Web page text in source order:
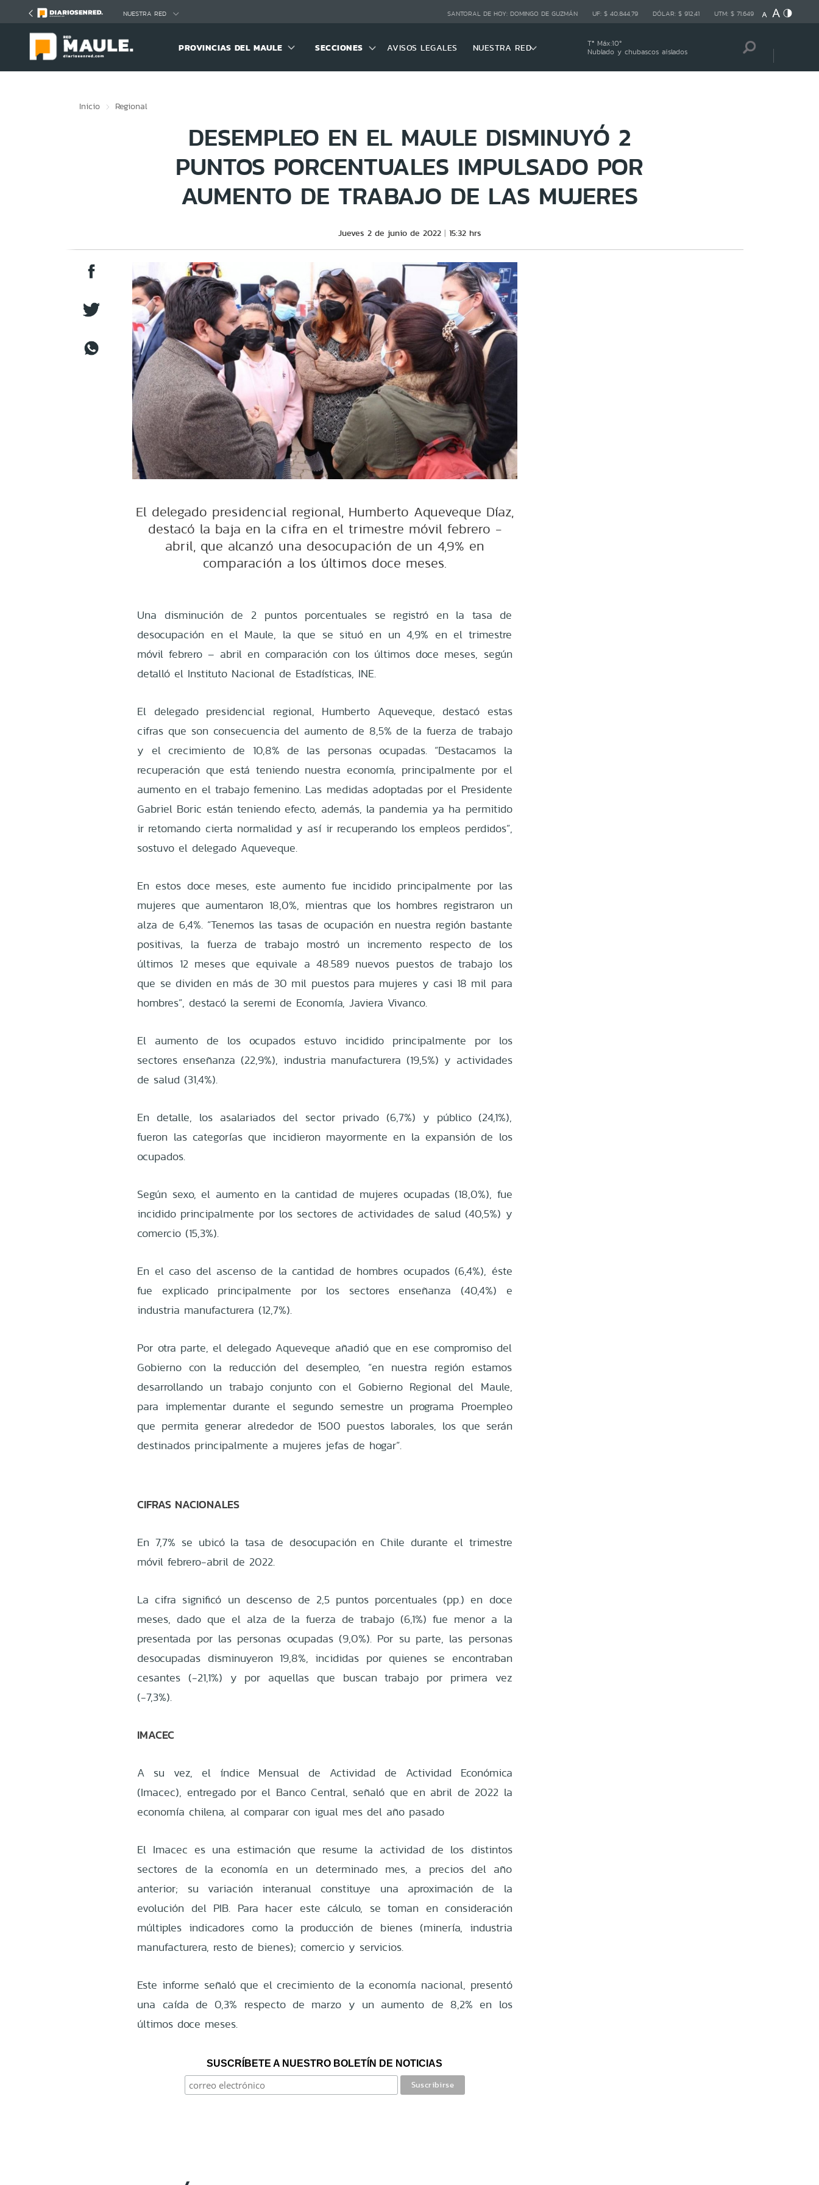
NUESTRA RED SANTORAL DE HOY: DOMINGO DE GUZMÁN UF: $ 40.844,79 DÓLAR: $ 912,41 UTM: $ 71.649
PROVINCIAS DEL MAULE SECCIONES AVISOS LEGALES NUESTRA RED Tª Máx:10º
Nublado y chubascos aislados
Inicio Regional
DESEMPLEO EN EL MAULE DISMINUYÓ 2
PUNTOS PORCENTUALES IMPULSADO POR
AUMENTO DE TRABAJO DE LAS MUJERES
Jueves 2 de junio de 2022 15:32 hrs
El delegado presidencial regional, Humberto Aqueveque Díaz,
destacó la baja en la cifra en el trimestre móvil febrero -
abril, que alcanzó una desocupación de un 4,9% en
comparación a los últimos doce meses.
Una disminución de 2 puntos porcentuales se registró en la tasa de
desocupación en el Maule, la que se situó en un 4,9% en el trimestre
móvil febrero – abril en comparación con los últimos doce meses, según
detalló el Instituto Nacional de Estadísticas, INE.
El delegado presidencial regional, Humberto Aqueveque, destacó estas
cifras que son consecuencia del aumento de 8,5% de la fuerza de trabajo
y el crecimiento de 10,8% de las personas ocupadas. “Destacamos la
recuperación que está teniendo nuestra economía, principalmente por el
aumento en el trabajo femenino. Las medidas adoptadas por el Presidente
Gabriel Boric están teniendo efecto, además, la pandemia ya ha permitido
ir retomando cierta normalidad y así ir recuperando los empleos perdidos”,
sostuvo el delegado Aqueveque.
En estos doce meses, este aumento fue incidido principalmente por las
mujeres que aumentaron 18,0%, mientras que los hombres registraron un
alza de 6,4%. “Tenemos las tasas de ocupación en nuestra región bastante
positivas, la fuerza de trabajo mostró un incremento respecto de los
últimos 12 meses que equivale a 48.589 nuevos puestos de trabajo los
que se dividen en más de 30 mil puestos para mujeres y casi 18 mil para
hombres”, destacó la seremi de Economía, Javiera Vivanco.
El aumento de los ocupados estuvo incidido principalmente por los
sectores enseñanza (22,9%), industria manufacturera (19,5%) y actividades
de salud (31,4%).
En detalle, los asalariados del sector privado (6,7%) y público (24,1%),
fueron las categorías que incidieron mayormente en la expansión de los
ocupados.
Según sexo, el aumento en la cantidad de mujeres ocupadas (18,0%), fue
incidido principalmente por los sectores de actividades de salud (40,5%) y
comercio (15,3%).
En el caso del ascenso de la cantidad de hombres ocupados (6,4%), éste
fue explicado principalmente por los sectores enseñanza (40,4%) e
industria manufacturera (12,7%).
Por otra parte, el delegado Aqueveque añadió que en ese compromiso del
Gobierno con la reducción del desempleo, “en nuestra región estamos
desarrollando un trabajo conjunto con el Gobierno Regional del Maule,
para implementar durante el segundo semestre un programa Proempleo
que permita generar alrededor de 1500 puestos laborales, los que serán
destinados principalmente a mujeres jefas de hogar”.
CIFRAS NACIONALES
En 7,7% se ubicó la tasa de desocupación en Chile durante el trimestre
móvil febrero-abril de 2022.
La cifra significó un descenso de 2,5 puntos porcentuales (pp.) en doce
meses, dado que el alza de la fuerza de trabajo (6,1%) fue menor a la
presentada por las personas ocupadas (9,0%). Por su parte, las personas
desocupadas disminuyeron 19,8%, incididas por quienes se encontraban
cesantes (-21,1%) y por aquellas que buscan trabajo por primera vez
(-7,3%).
IMACEC
A su vez, el índice Mensual de Actividad de Actividad Económica
(Imacec), entregado por el Banco Central, señaló que en abril de 2022 la
economía chilena, al comparar con igual mes del año pasado
El Imacec es una estimación que resume la actividad de los distintos
sectores de la economía en un determinado mes, a precios del año
anterior; su variación interanual constituye una aproximación de la
evolución del PIB. Para hacer este cálculo, se toman en consideración
múltiples indicadores como la producción de bienes (minería, industria
manufacturera, resto de bienes); comercio y servicios.
Este informe señaló que el crecimiento de la economía nacional, presentó
una caída de 0,3% respecto de marzo y un aumento de 8,2% en los
últimos doce meses.
SUSCRÍBETE A NUESTRO BOLETÍN DE NOTICIAS